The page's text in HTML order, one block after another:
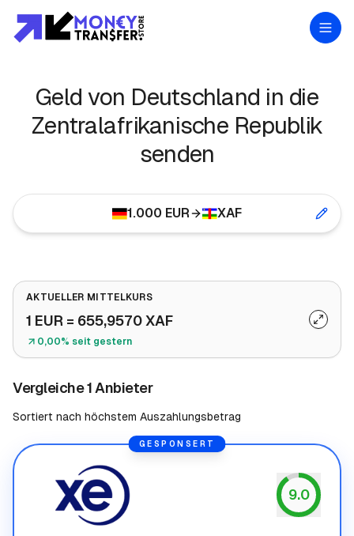
Geld von Deutschland in die
Zentralafrikanische Republik
senden
1.000 EUR XAF
Vergleiche 1 Anbieter
Sortiert nach höchstem Auszahlungsbetrag
AKTUELLER MITTELKURS
1 EUR = 655,9570XAF
0,00% seit gestern
GESPONSERT
9.0